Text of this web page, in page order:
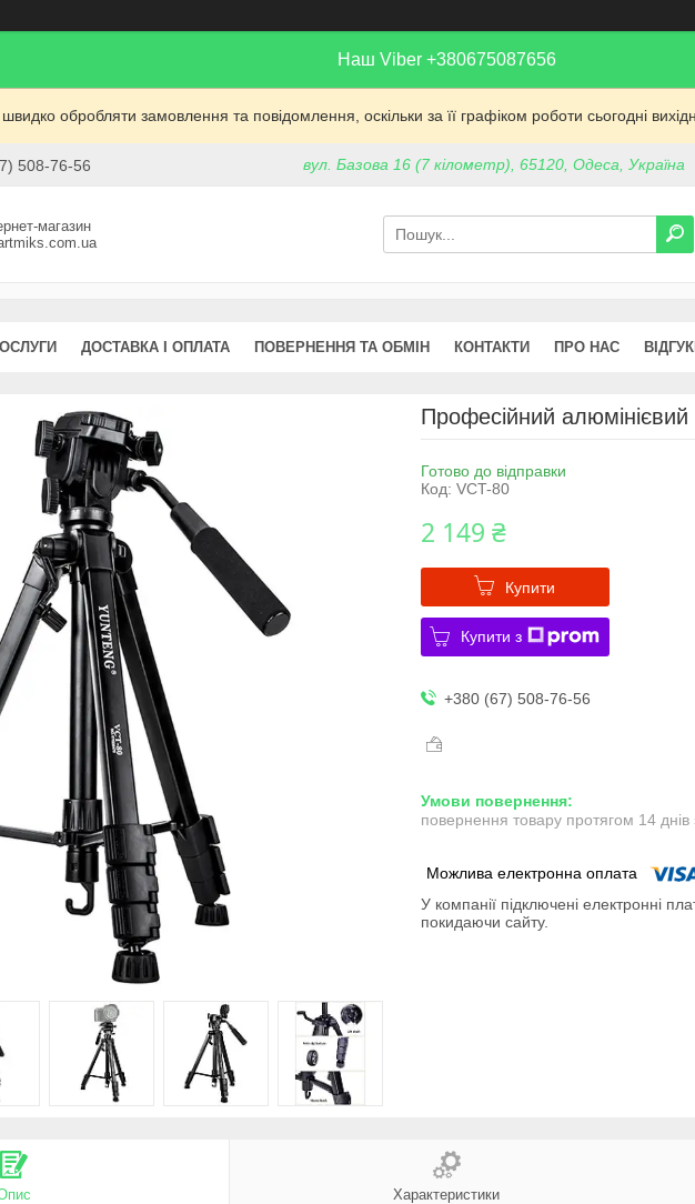
Наш Viber +380675087656
обробляти замовлення та повідомлення, оскільки за її графіком роботи сьогодні
508-76-56 вул. Базова 16 (7 кілометр), 65120, Одеса, Україна
магазин
ДОСТАВКА І ОПЛАТА ПОВЕРНЕННЯ ТА ОБМІН КОНТАКТИ ПРО НАС
Професійний
Готово до відправки
Код: VCT-80
2 149 ₴
Купити
Купити з
+380 (67) 508-76-56
повернення товару протягом 14 днів
У компанії підключені електронні
покидаючи сайту.
Характеристики